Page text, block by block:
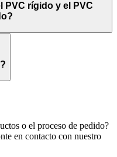
PVC rígido y el PVC
o el proceso de pedido?
en contacto con nuestro